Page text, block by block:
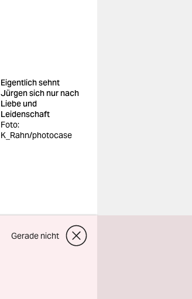
Eigentlich sehnt
Jürgen sich nur nach
Liebe und
Leidenschaft
Foto:
K_Rahn/photocase
Gerade nicht